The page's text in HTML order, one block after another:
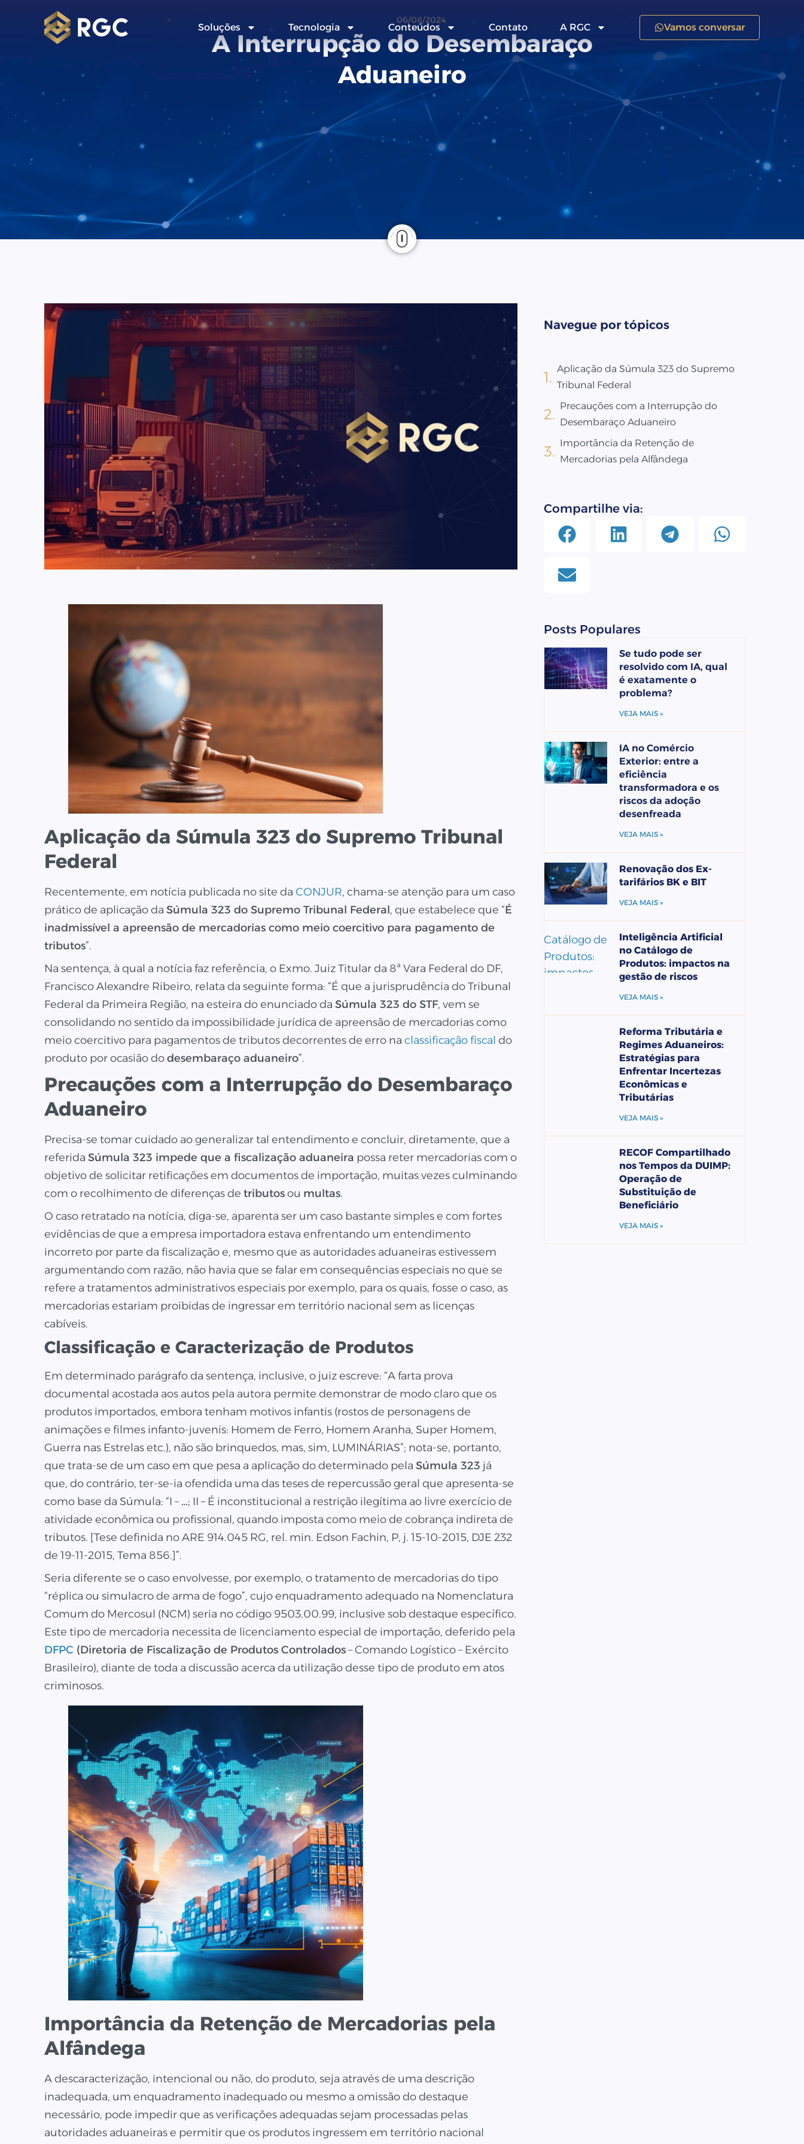
Soluções Tecnologia Conteúdos Contato A RGC Vamos conversar
06/08/2024
A Interrupção do Desembaraço
Aduaneiro
Aplicação da Súmula 323 do Supremo Tribunal
Federal
Recentemente, em notícia publicada no site da CONJUR, chama-se atenção para um caso
prático de aplicação da Súmula 323 do Supremo Tribunal Federal, que estabelece que “É
inadmissível a apreensão de mercadorias como meio coercitivo para pagamento de
tributos”.
Na sentença, à qual a notícia faz referência, o Exmo. Juiz Titular da 8ª Vara Federal do DF,
Francisco Alexandre Ribeiro, relata da seguinte forma: “É que a jurisprudência do Tribunal
Federal da Primeira Região, na esteira do enunciado da Súmula 323 do STF, vem se
consolidando no sentido da impossibilidade jurídica de apreensão de mercadorias como
meio coercitivo para pagamentos de tributos decorrentes de erro na classificação fiscal do
produto por ocasião dodesembaraço aduaneiro”.
Precauções com a Interrupção do Desembaraço
Aduaneiro
Precisa-se tomar cuidado ao generalizar tal entendimento e concluir, diretamente, que a
referida Súmula 323 impede que a fiscalização aduaneira possa reter mercadorias com o
objetivo de solicitar retificações em documentos de importação, muitas vezes culminando
com o recolhimento de diferenças de tributosou multas.
O caso retratado na notícia, diga-se, aparenta ser um caso bastante simples e com fortes
evidências de que a empresa importadora estava enfrentando um entendimento
incorreto por parte da fiscalização e, mesmo que as autoridades aduaneiras estivessem
argumentando com razão, não havia que se falar em consequências especiais no que se
refere a tratamentos administrativos especiais por exemplo, para os quais, fosse o caso, as
mercadorias estariam proibidas de ingressar em território nacional sem as licenças
cabíveis.
Classificação e Caracterização de Produtos
Em determinado parágrafo da sentença, inclusive, o juiz escreve: “A farta prova
documental acostada aos autos pela autora permite demonstrar de modo claro que os
produtos importados, embora tenham motivos infantis (rostos de personagens de
animações e filmes infanto-juvenis: Homem de Ferro, Homem Aranha, Super Homem,
Guerra nas Estrelas etc.), não são brinquedos, mas, sim, LUMINÁRIAS”; nota-se, portanto,
que trata-se de um caso em que pesa a aplicação do determinado pela Súmula 323 já
que, do contrário, ter-se-ia ofendida uma das teses de repercussão geral que apresenta-se
como base da Súmula: “I – …; II – É inconstitucional a restrição ilegítima ao livre exercício de
atividade econômica ou profissional, quando imposta como meio de cobrança indireta de
tributos. [Tese definida no ARE 914.045 RG, rel. min. Edson Fachin, P, j. 15-10-2015, DJE 232
de 19-11-2015, Tema 856.]”.
Seria diferente se o caso envolvesse, por exemplo, o tratamento de mercadorias do tipo
“réplica ou simulacro de arma de fogo”, cujo enquadramento adequado na Nomenclatura
Comum do Mercosul (NCM) seria no código 9503.00.99, inclusive sob destaque específico.
Este tipo de mercadoria necessita de licenciamento especial de importação, deferido pela
DFPC (Diretoria de Fiscalização de Produtos Controlados– Comando Logístico – Exército
Brasileiro), diante de toda a discussão acerca da utilização desse tipo de produto em atos
criminosos.
Importância da Retenção de Mercadorias pela
Alfândega
A descaracterização, intencional ou não, do produto, seja através de uma descrição
inadequada, um enquadramento inadequado ou mesmo a omissão do destaque
necessário, pode impedir que as verificações adequadas sejam processadas pelas
autoridades aduaneiras e permitir que os produtos ingressem em território nacional
Navegue por tópicos
Aplicação da Súmula 323 do Supremo
Tribunal Federal
Precauções com a Interrupção do
Desembaraço Aduaneiro
Importância da Retenção de
Mercadorias pela Alfândega
Compartilhe via:
Posts Populares
Se tudo pode ser
resolvido com IA, qual
é exatamente o
problema?
VEJA MAIS »
IA no Comércio
Exterior: entre a
eficiência
transformadora e os
riscos da adoção
desenfreada
VEJA MAIS »
Renovação dos Ex-
tarifários BK e BIT
VEJA MAIS »
Inteligência Artificial
no Catálogo de
Produtos: impactos na
gestão de riscos
VEJA MAIS »
Reforma Tributária e
Regimes Aduaneiros:
Estratégias para
Enfrentar Incertezas
Econômicas e
Tributárias
VEJA MAIS »
RECOF Compartilhado
nos Tempos da DUIMP:
Operação de
Substituição de
Beneficiário
VEJA MAIS »